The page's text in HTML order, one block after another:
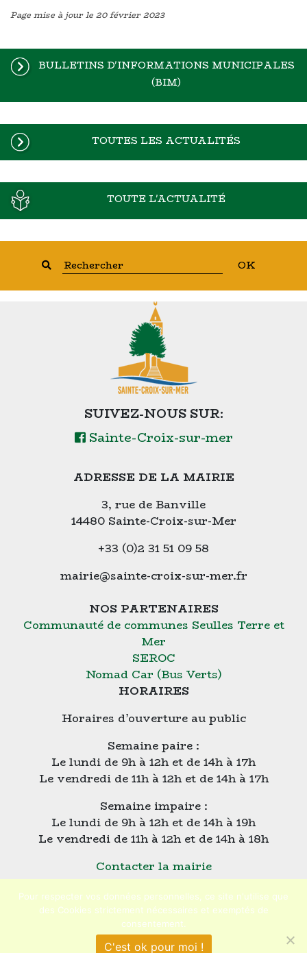
Page mise à jour le 20 février 2023
BULLETINS D'INFORMATIONS MUNICIPALES
(BIM)
TOUTES LES ACTUALITÉS
TOUTE L'ACTUALITÉ
OK
ADRESSE DE LA MAIRIE
3, rue de Banville
14480 Sainte-Croix-sur-Mer
+33 (0)2 31 51 09 58
mairie@sainte-croix-sur-mer.fr
NOS PARTENAIRES
Communauté de communes Seulles Terre et
Mer
SEROC
Nomad Car (Bus Verts)
SUIVEZ-NOUS SUR:
Sainte-Croix-sur-mer
HORAIRES
Horaires d’ouverture au public
Semaine paire :
Le lundi de 9h à 12h et de 14h à 17h
Le vendredi de 11h à 12h et de 14h à 17h
Semaine impaire :
Le lundi de 9h à 12h et de 14h à 19h
Le vendredi de 11h à 12h et de 14h à 18h
Contacter la mairie
Plan du site
Mentions légales
Confidentialité
Accessibilité (en cours)
Pour respecter vos données personnelles, ce site n'utilise que
des Cookies strictement nécessaires et exemptés de
consentement.
C'est ok pour moi !